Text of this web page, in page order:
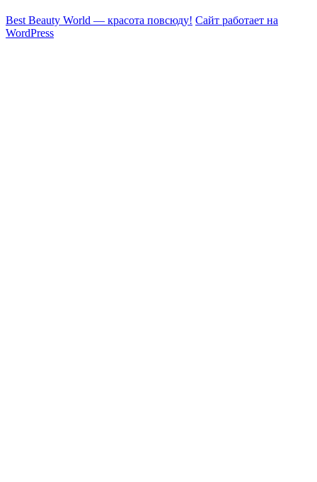
Best Beauty World — красота повсюду! Сайт работает на
WordPress